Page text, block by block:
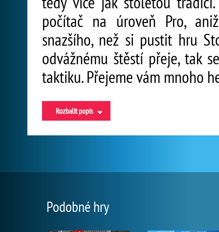
počítač na úroveň Pro,
snazšího, než si pustit hru
odvážnému štěstí přeje, tak
taktiku. Přejeme vám mnoho
Rozbalit popis
Podobné hry